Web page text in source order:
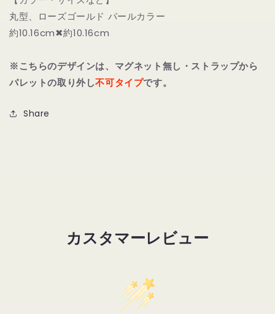
ズ
ゴ
ー
ド
パ
ル）
ズ
ゴ
ー
ド
パ
丸型、ローズゴールド パールカラー
約10.16cm✖約10.16cm
※こちらのデザインは、マグネット無し・ストラップから
パレットの取り外し不可タイプです。
Share
カスタマーレビュー